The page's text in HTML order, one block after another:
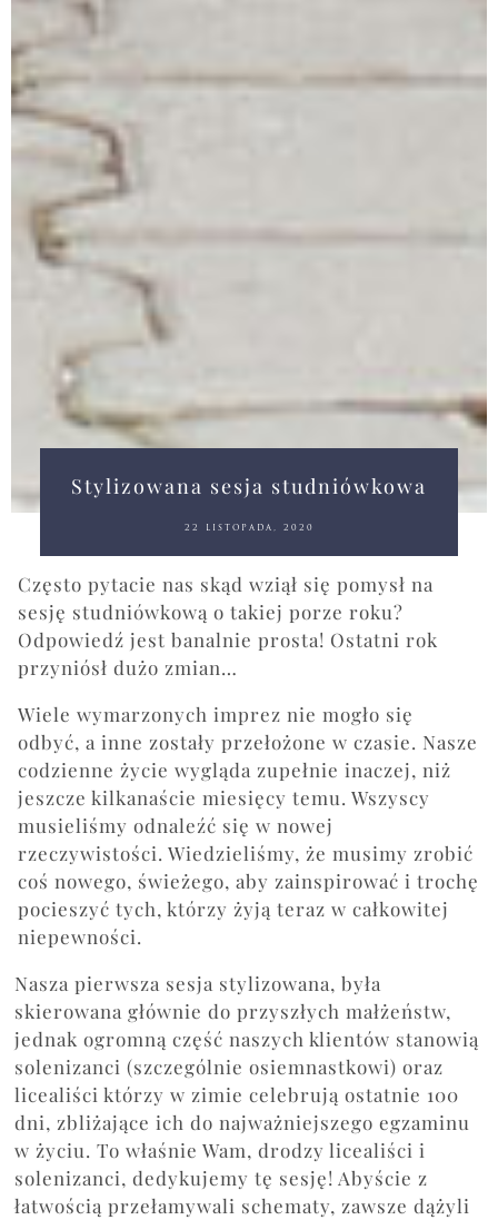
Stylizowana sesja studniówkowa
22 listopada, 2020
Często pytacie nas skąd wziął się pomysł na
sesję studniówkową o takiej porze roku?
Odpowiedź jest banalnie prosta! Ostatni rok
przyniósł dużo zmian…
Wiele wymarzonych imprez nie mogło się
odbyć, a inne zostały przełożone w czasie. Nasze
codzienne życie wygląda zupełnie inaczej, niż
jeszcze kilkanaście miesięcy temu. Wszyscy
musieliśmy odnaleźć się w nowej
rzeczywistości. Wiedzieliśmy, że musimy zrobić
coś nowego, świeżego, aby zainspirować i trochę
pocieszyć tych, którzy żyją teraz w całkowitej
niepewności.
Nasza pierwsza sesja stylizowana, była
skierowana głównie do przyszłych małżeństw,
jednak ogromną część naszych klientów stanowią
solenizanci (szczególnie osiemnastkowi) oraz
licealiści którzy w zimie celebrują ostatnie 100
dni, zbliżające ich do najważniejszego egzaminu
w życiu. To właśnie Wam, drodzy licealiści i
solenizanci, dedykujemy tę sesję! Abyście z
łatwością przełamywali schematy, zawsze dążyli